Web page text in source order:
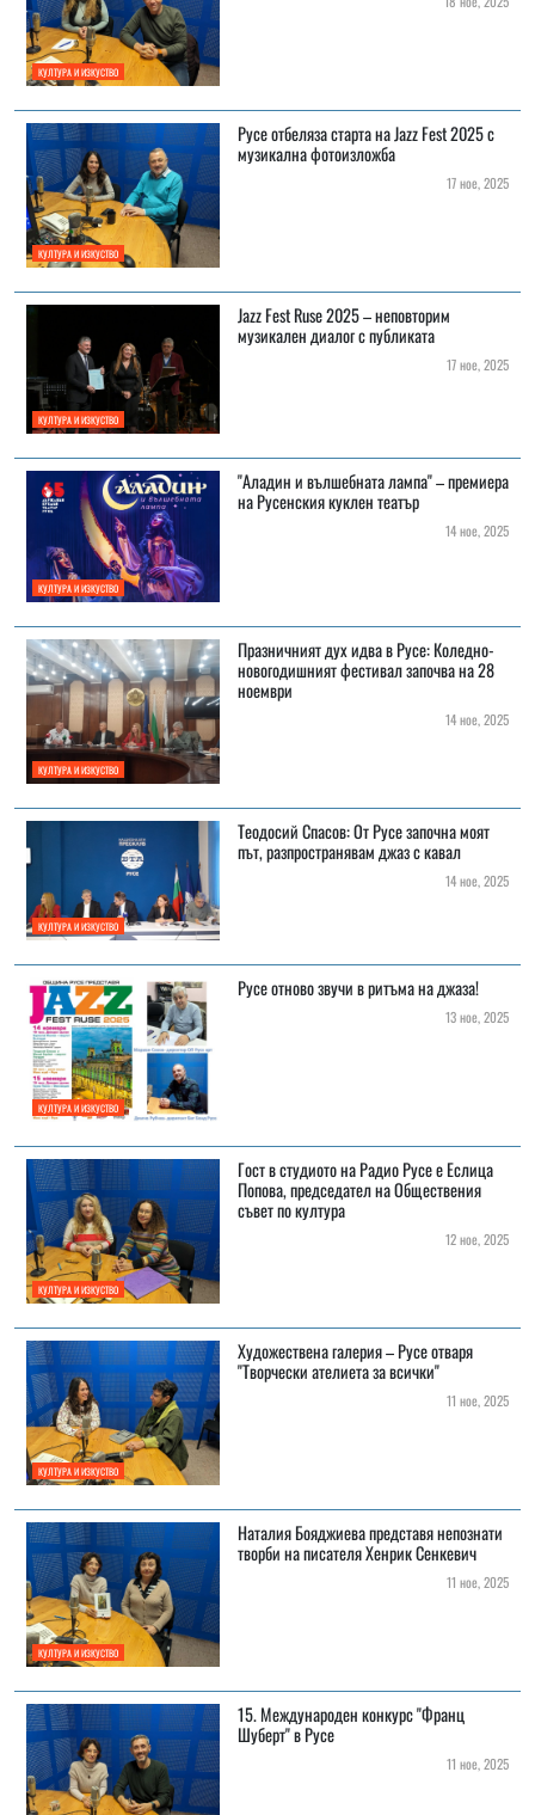
КУЛТУРА И ИЗКУСТВО
КУЛТУРА И ИЗКУСТВО
Русе отбеляза стартa на Jazz Fest 2025 с
музикална фотоизложба
17 ное, 2025
КУЛТУРА И ИЗКУСТВО
Jazz Fest Ruse 2025 – неповторим
музикален диалог с публиката
17 ное, 2025
КУЛТУРА И ИЗКУСТВО
"Аладин и вълшебната лампа" – премиера
на Русенския куклен театър
14 ное, 2025
КУЛТУРА И ИЗКУСТВО
Празничният дух идва в Русе: Коледно-
новогодишният фестивал започва на 28
ноември
14 ное, 2025
КУЛТУРА И ИЗКУСТВО
Теодосий Спасов: От Русе започна моят
път, разпространявам джаз с кавал
14 ное, 2025
КУЛТУРА И ИЗКУСТВО
Русе отново звучи в ритъма на джаза!
13 ное, 2025
КУЛТУРА И ИЗКУСТВО
Гост в студиото на Радио Русе е Еслица
Попова, председател на Обществения
съвет по култура
12 ное, 2025
КУЛТУРА И ИЗКУСТВО
Художествена галерия – Русе отваря
"Творчески ателиета за всички"
11 ное, 2025
КУЛТУРА И ИЗКУСТВО
Наталия Бояджиева представя непознати
творби на писателя Хенрик Сенкевич
11 ное, 2025
15. Международен конкурс "Франц
Шуберт" в Русе
11 ное, 2025